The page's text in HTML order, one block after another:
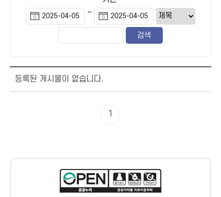
~
등록된 게시물이 없습니다.
1